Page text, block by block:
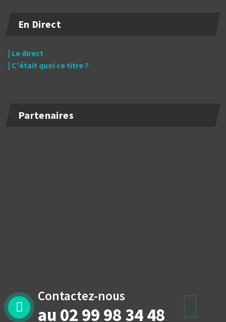
En Direct
| Le direct
| C'était quoi ce titre ?
Partenaires
Contactez-nous
au 02 99 98 34 48